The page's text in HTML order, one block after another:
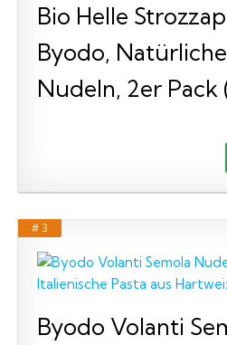
Bio Helle
Byodo,
Nudeln, 2er Pack
# 3
Byodo Volanti